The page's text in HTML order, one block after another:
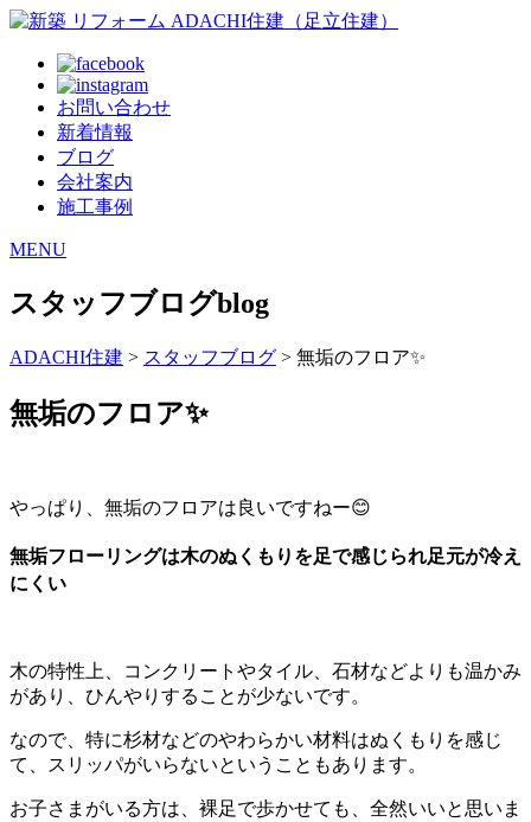
お問い合わせ
新着情報
ブログ
会社案内
施工事例
MENU
スタッフブログblog
ADACHI住建 > スタッフブログ > 無垢のフロア✨
無垢のフロア✨
やっぱり、無垢のフロアは良いですねー😊
無垢フローリングは木のぬくもりを足で感じられ足元が冷え
にくい
木の特性上、コンクリートやタイル、石材などよりも温かみ
があり、ひんやりすることが少ないです。
なので、特に杉材などのやわらかい材料はぬくもりを感じ
て、スリッパがいらないということもあります。
お子さまがいる方は、裸足で歩かせても、全然いいと思いま